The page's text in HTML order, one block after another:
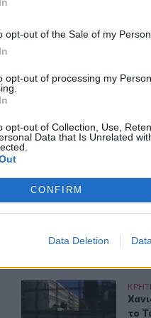
opt-out of the Sale of my
opt-out of processing my
opt-out of Collection, Use,
Data that Is Unrelated
CONFIRM
Data Deletion
ΕΊΔΗΣΗ
Αμερικής: Δημιουργεί
- Παράρτημα
Σητεία: Φωτιά στα
στάχτη, από την
- 5 εκατ. στρέμματα
Χανιά: Σχεδόν 1 εκατ.
το